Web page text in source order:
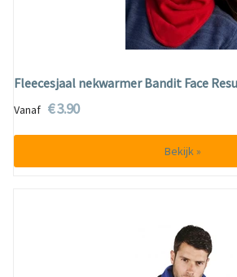
Fleecesjaal nekwarmer Bandit Face
Vanaf € 3.90
Bekijk »